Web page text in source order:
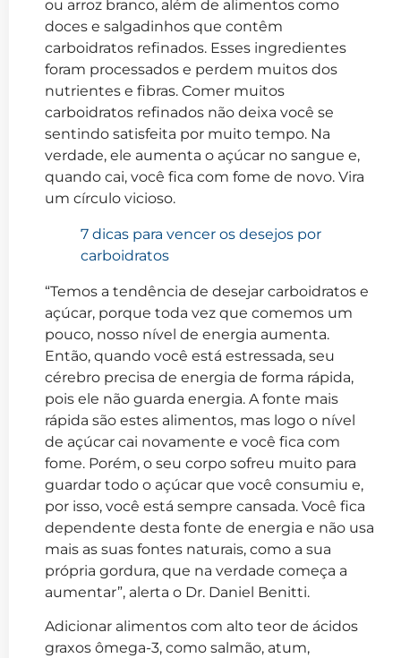
ou arroz branco, além de alimentos como
doces e salgadinhos que contêm
carboidratos refinados. Esses ingredientes
foram processados e perdem muitos dos
nutrientes e fibras. Comer muitos
carboidratos refinados não deixa você se
sentindo satisfeita por muito tempo. Na
verdade, ele aumenta o açúcar no sangue e,
quando cai, você fica com fome de novo. Vira
um círculo vicioso.
7 dicas para vencer os desejos por
carboidratos
“Temos a tendência de desejar carboidratos e
açúcar, porque toda vez que comemos um
pouco, nosso nível de energia aumenta.
Então, quando você está estressada, seu
cérebro precisa de energia de forma rápida,
pois ele não guarda energia. A fonte mais
rápida são estes alimentos, mas logo o nível
de açúcar cai novamente e você fica com
fome. Porém, o seu corpo sofreu muito para
guardar todo o açúcar que você consumiu e,
por isso, você está sempre cansada. Você fica
dependente desta fonte de energia e não usa
mais as suas fontes naturais, como a sua
própria gordura, que na verdade começa a
aumentar”, alerta o Dr. Daniel Benitti.
Adicionar alimentos com alto teor de ácidos
graxos ômega-3, como salmão, atum,